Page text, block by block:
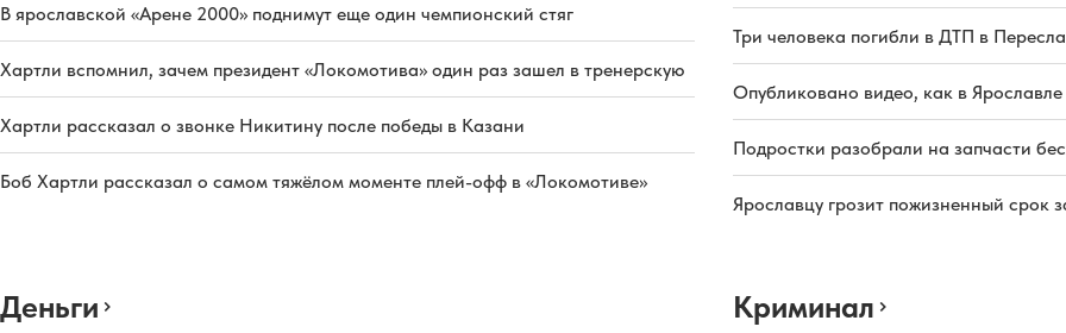
В ярославской «Арене 2000» поднимут еще один чемпионский стяг
Хартли вспомнил, зачем президент «Локомотива» один раз зашел в тренерскую
Хартли рассказал о звонке Никитину после победы в Казани
Боб Хартли рассказал о самом тяжёлом моменте плей-офф в «Локомотиве»
Три человека погибли в ДТП в
Опубликовано видео, как в
Подростки разобрали на запчасти
Ярославцу грозит пожизненный срок
Деньги Криминал